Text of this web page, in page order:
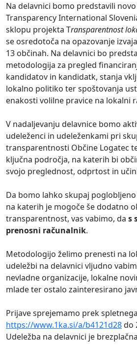
Na delavnici bomo predstavili
Transparency International
sklopu projekta Transparentnost
se osredotoča na opazovanje
13 občinah. Na delavnici bo
metodologija za pregled
kandidatov in kandidatk, stanja
lokalno politiko ter spoštovanja
enakosti volilne pravice na lokalni
V nadaljevanju delavnice bomo
udeleženci in udeleženkami pri
transparentnosti Občine Logatec
ključna področja, na katerih bi
svojo preglednost, odprtost in
Da bomo lahko skupaj
na katerih je mogoče še dodatno
transparentnost, vas vabimo, da s
prenosni računalnik.
Metodologijo želimo prenesti na
udeležbi na delavnici vljudno
nevladne organizacije, lokalne
mlade ter ostalo zainteresirano
Prijave sprejemamo prek
https://www.1ka.si/a/b4121d28do
Udeležba na delavnici je